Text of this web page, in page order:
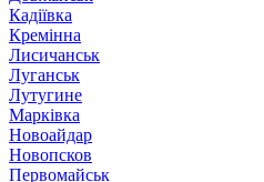
Кадіївка
Кремінна
Лисичанськ
Луганськ
Лутугине
Марківка
Новоайдар
Новопсков
Первомайськ